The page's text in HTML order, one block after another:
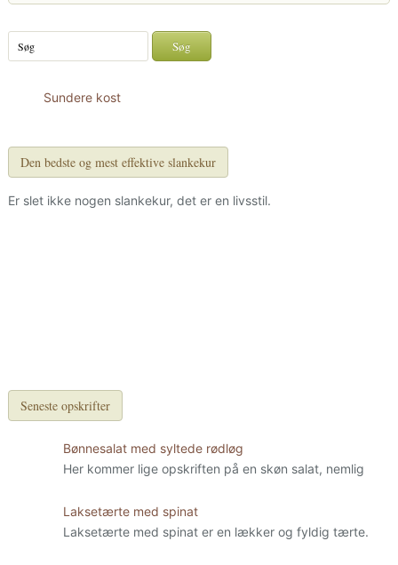
Sundere kost
Den bedste og mest effektive slankekur
Er slet ikke nogen slankekur, det er en livsstil.
Seneste opskrifter
Bønnesalat med syltede rødløg
Her kommer lige opskriften på en skøn salat, nemlig
Laksetærte med spinat
Laksetærte med spinat er en lækker og fyldig tærte.